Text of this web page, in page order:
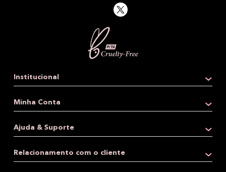
Institucional
Quem somos
Revenda
Parcerias
Minha Conta
Dados pessoais
Alterar senha
Ajuda & Suporte
Central de ajuda
Relacionamento com o cliente